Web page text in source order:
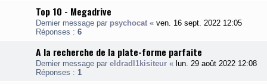
Top 10 - Megadrive
Dernier message par psychocat « ven. 16 sept. 2022 12:05
Réponses : 6
A la recherche de la plate-forme parfaite
Dernier message par eldradl1kisiteur « lun. 29 août 2022 12:08
Réponses : 1